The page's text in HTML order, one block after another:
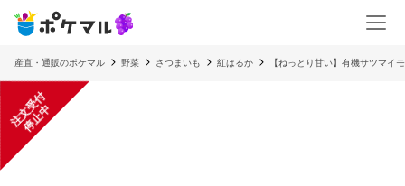
産直・通販のポケマル 野菜 さつまいも 紅はるか 【ねっとり甘い】有機サツマイ
注
文
受
付
停
止
中